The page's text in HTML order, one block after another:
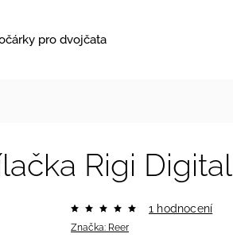
pro dvojčata
Rigi Digital
Značka: Reer
1 hodnocení